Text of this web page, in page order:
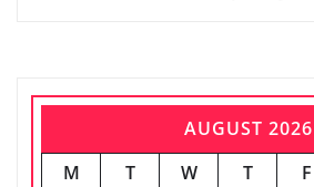
AUGUST 2026
M
T W T F